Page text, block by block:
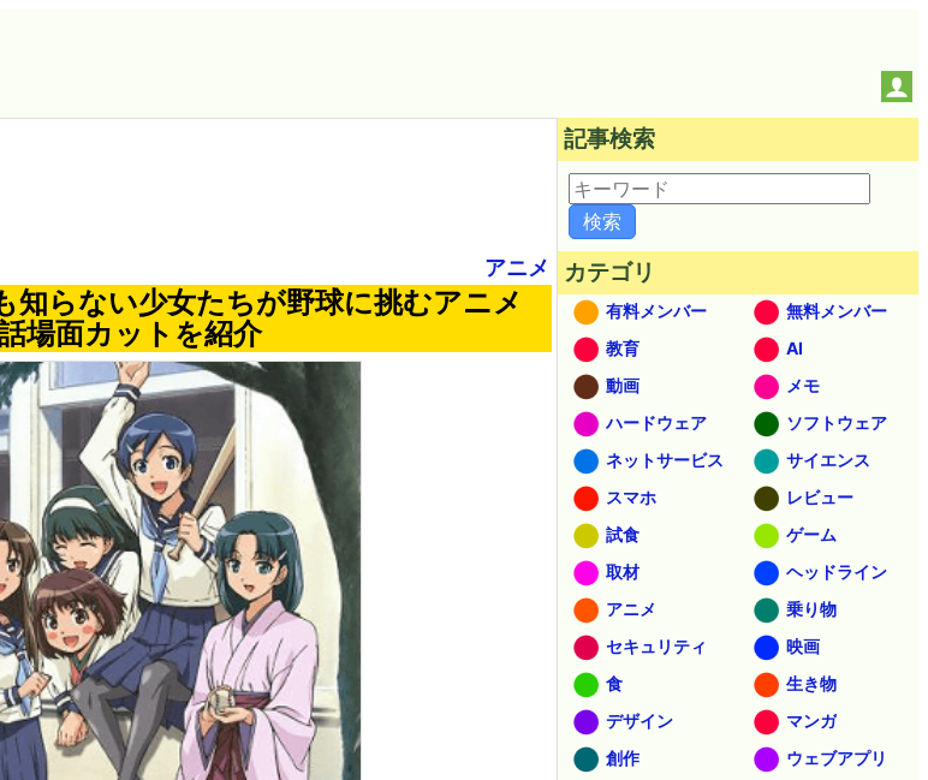
アニメ
知らない少女たちが野球に挑むアニメ
場面カットを紹介
記事検索
カテゴリ
有料メンバー
無料メンバー
教育
AI
動画
メモ
ハードウェア
ソフトウェア
ネットサービス
サイエンス
スマホ
レビュー
試食
ゲーム
取材
ヘッドライン
アニメ
乗り物
セキュリティ
映画
食
生き物
デザイン
マンガ
創作
ウェブアプリ